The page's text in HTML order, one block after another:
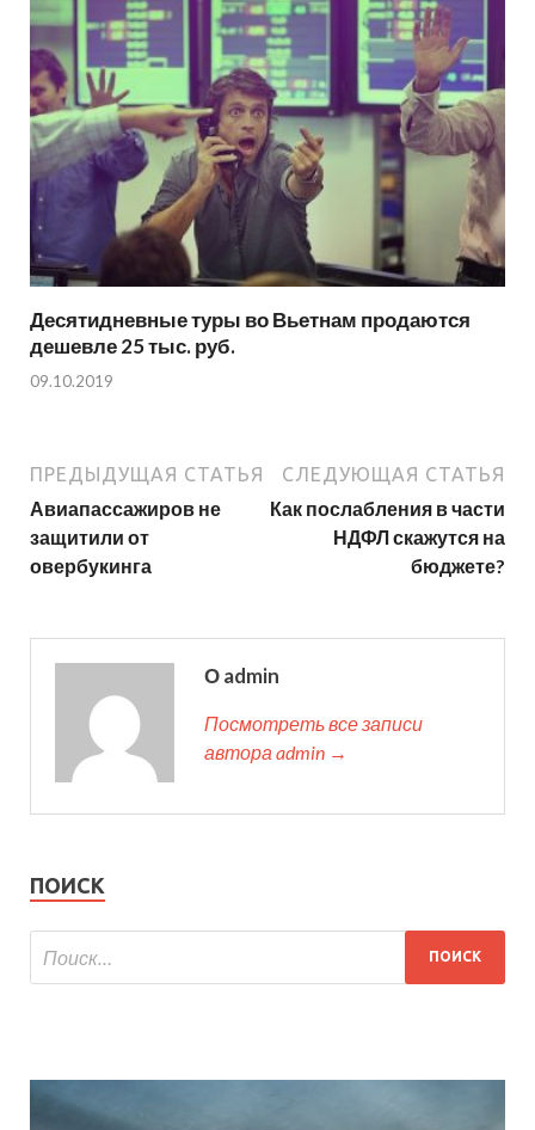
Десятидневные туры во Вьетнам продаются
дешевле 25 тыс. руб.
09.10.2019
ПРЕДЫДУЩАЯ СТАТЬЯ
Авиапассажиров не
защитили от
овербукинга
СЛЕДУЮЩАЯ СТАТЬЯ
Как послабления в части
НДФЛ скажутся на
бюджете?
О admin
Посмотреть все записи
автора admin →
ПОИСК